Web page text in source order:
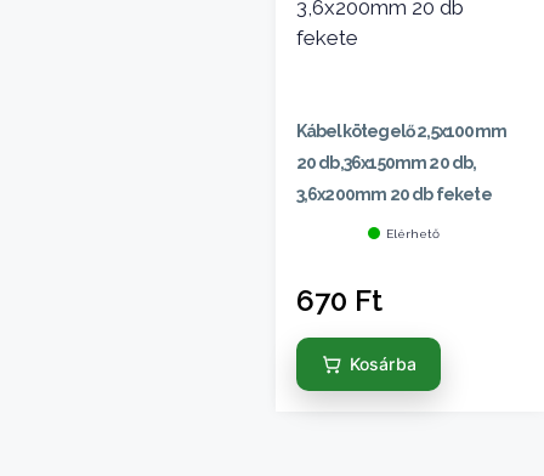
Kábelkötegelő 2,5x100mm
20 db,36x150mm 20 db,
3,6x200mm 20 db fekete
Elérhető
670 Ft
Kosárba